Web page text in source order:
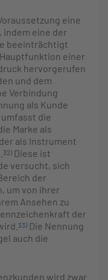
eine
indem eine der
beeinträchtigt
einer
hervorgerufen
und dem
Verbindung
als Kunde
die
Marke als
als Instrument
32) Diese ist
versucht, sich
der
um von ihrer
Ansehen zu
der
33) Die Nennung
auch die
wird zwar